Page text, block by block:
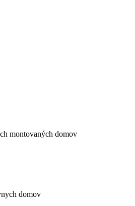
montovaných domov
domov